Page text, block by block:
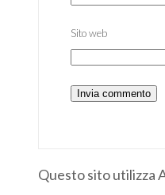
Sito web
Questo sito utilizza